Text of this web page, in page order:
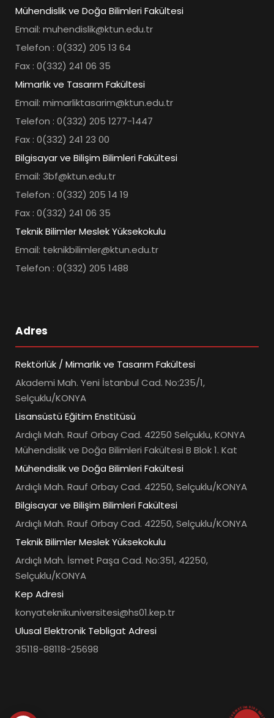
Mühendislik ve Doğa Bilimleri Fakültesi
Email: muhendislik@ktun.edu.tr
Telefon : 0(332) 205 13 64
Fax : 0(332) 241 06 35
Mimarlık ve Tasarım Fakültesi
Email: mimarliktasarim@ktun.edu.tr
Telefon : 0(332) 205 1277-1447
Fax : 0(332) 241 23 00
Bilgisayar ve Bilişim Bilimleri Fakültesi
Email: 3bf@ktun.edu.tr
Telefon : 0(332) 205 14 19
Fax : 0(332) 241 06 35
Teknik Bilimler Meslek Yüksekokulu
Email: teknikbilimler@ktun.edu.tr
Telefon : 0(332) 205 1488
Adres
Rektörlük / Mimarlık ve Tasarım Fakültesi
Akademi Mah. Yeni İstanbul Cad. No:235/1,
Selçuklu/KONYA
Lisansüstü Eğitim Enstitüsü
Ardıçlı Mah. Rauf Orbay Cad. 42250 Selçuklu, KONYA
Mühendislik ve Doğa Bilimleri Fakültesi B Blok 1. Kat
Mühendislik ve Doğa Bilimleri Fakültesi
Ardıçlı Mah. Rauf Orbay Cad. 42250, Selçuklu/KONYA
Bilgisayar ve Bilişim Bilimleri Fakültesi
Ardıçlı Mah. Rauf Orbay Cad. 42250, Selçuklu/KONYA
Teknik Bilimler Meslek Yüksekokulu
Ardıçlı Mah. İsmet Paşa Cad. No:351, 42250,
Selçuklu/KONYA
Kep Adresi
konyateknikuniversitesi@hs01.kep.tr
Ulusal Elektronik Tebligat Adresi
35118-88118-25698